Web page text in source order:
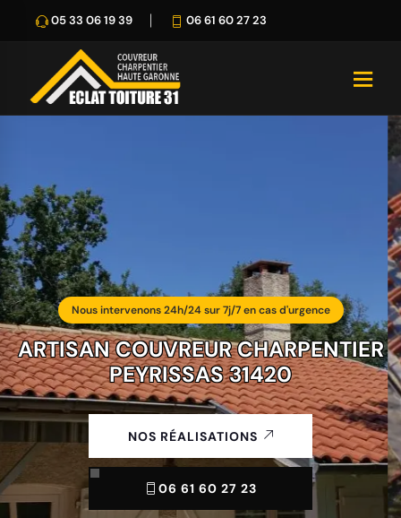
05 33 06 19 39 06 61 60 27 23
Nous intervenons 24h/24 sur 7j/7 en cas d'urgence
ARTISAN COUVREUR CHARPENTIER
PEYRISSAS 31420
NOS RÉALISATIONS
06 61 60 27 23